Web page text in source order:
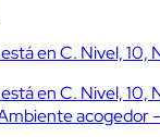
en C. Nivel,
en C. Nivel,
acogedor